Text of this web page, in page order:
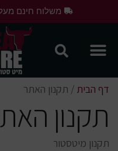
משלוח חינם מעל 500 ש"ח. לאזורי
דף הבית / תקנון האתר
תקנון
תקנון מיטסטור